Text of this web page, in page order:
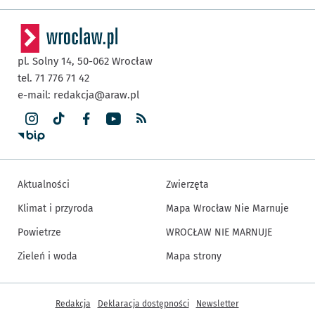
pl. Solny 14, 50-062 Wrocław
tel. 71 776 71 42
e-mail: redakcja@araw.pl
Aktualności
Klimat i przyroda
Powietrze
Zieleń i woda
Zwierzęta
Mapa Wrocław Nie Marnuje
WROCŁAW NIE MARNUJE
Mapa strony
Inne informacje
Redakcja Deklaracja dostępności Newsletter